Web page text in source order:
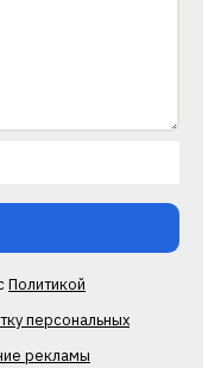
Политикой
персональных
рекламы